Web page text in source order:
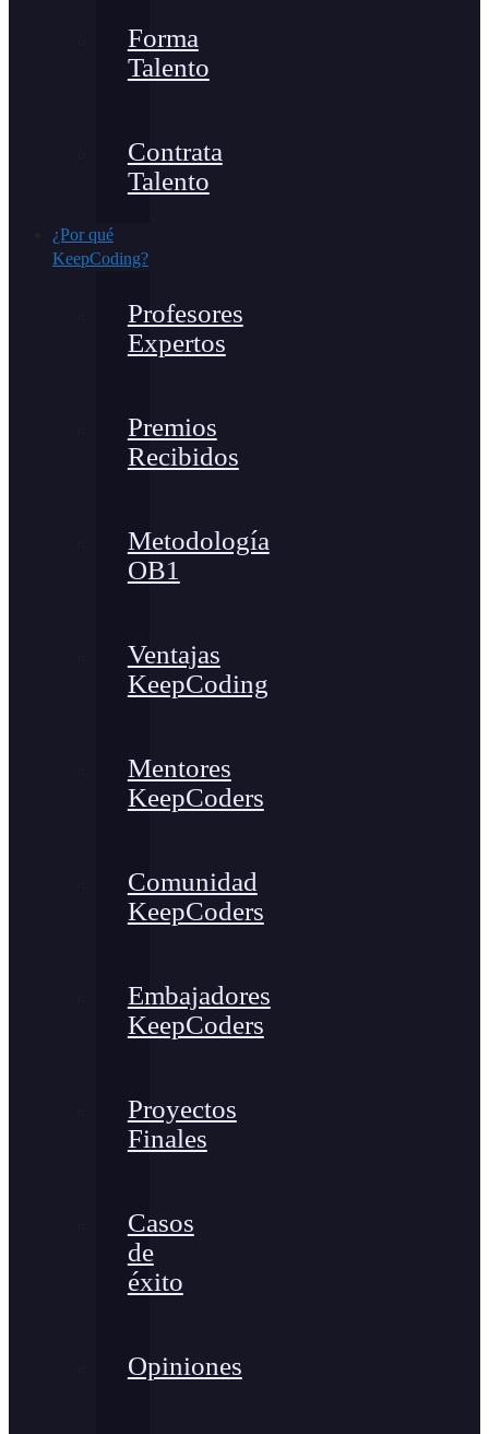
Forma
Talento
Contrata
Talento
¿Por qué
KeepCoding?
Profesores
Expertos
Premios
Recibidos
Metodología
OB1
Ventajas
KeepCoding
Mentores
KeepCoders
Comunidad
KeepCoders
Embajadores
KeepCoders
Proyectos
Finales
Casos
de
éxito
Opiniones